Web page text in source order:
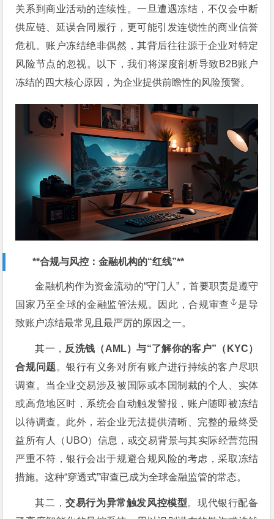
关系到商业活动的连续性。一旦遭遇冻结，不仅会中断
供应链、延误合同履行，更可能引发连锁性的商业信誉
危机。账户冻结绝非偶然，其背后往往源于企业对特定
风险节点的忽视。以下，我们将深度剖析导致B2B账户
冻结的四大核心原因，为企业提供前瞻性的风险预警。
**合规与风控：金融机构的“红线”**
金融机构作为资金流动的“守门人”，首要职责是遵守
国家乃至全球的金融监管法规。因此，合规审查
是导
致账户冻结最常见且最严厉的原因之一。
其一， 反洗钱（AML）与“了解你的客户”（KYC）
合规问题。银行有义务对所有账户进行持续的客户尽职
调查。当企业交易涉及被国际或本国制裁的个人、实体
或高危地区时，系统会自动触发警报，账户随即被冻结
以待调查。此外，若企业无法提供清晰、完整的最终受
益所有人（UBO）信息，或交易背景与其实际经营范围
严重不符，银行会出于规避合规风险的考虑，采取冻结
措施。这种“穿透式”审查已成为全球金融监管的常态。
其二，交易行为异常触发风控模型。现代银行配备